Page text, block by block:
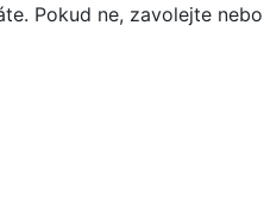
Pokud ne, zavolejte